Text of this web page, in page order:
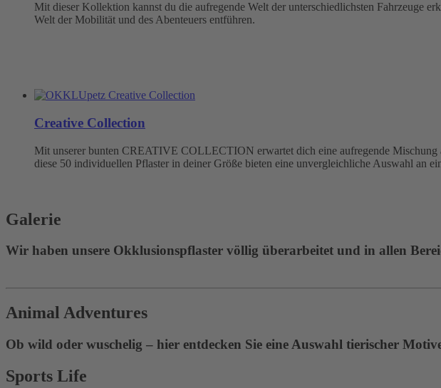
Mit dieser Kollektion kannst du die aufregende Welt der unterschiedlichsten Fahrzeuge
Welt der Mobilität und des Abenteuers entführen.
Creative Collection
Mit unserer bunten CREATIVE COLLECTION erwartet dich eine aufregende
diese 50 individuellen Pflaster in deiner Größe bieten eine unvergleichliche Auswahl an
Galerie
Wir haben unsere Okklusionspflaster völlig überarbeitet und in allen
Animal Adventures
Ob wild oder wuschelig – hier entdecken Sie eine Auswahl tierischer
Sports Life